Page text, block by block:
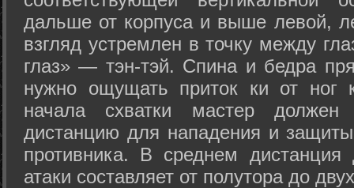
дальше от корпуса и выше левой,
взгляд устремлен в точку между
глаз» — тэн-тэй. Спина и бедра
нужно ощущать приток ки от
начала схватки мастер должен
дистанцию для нападения и
противника. В среднем
атаки составляет от полутора до